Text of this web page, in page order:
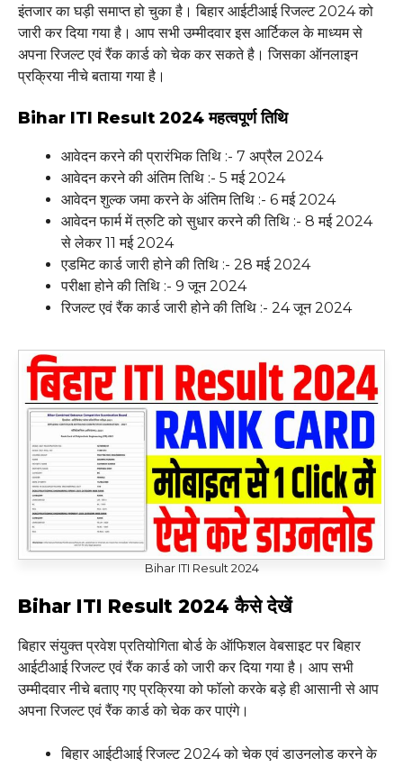
इंतजार का घड़ी समाप्त हो चुका है। बिहार आईटीआई रिजल्ट 2024 को
जारी कर दिया गया है। आप सभी उम्मीदवार इस आर्टिकल के माध्यम से
अपना रिजल्ट एवं रैंक कार्ड को चेक कर सकते है। जिसका ऑनलाइन
प्रक्रिया नीचे बताया गया है।
Bihar ITI Result 2024 महत्वपूर्ण तिथि
आवेदन करने की प्रारंभिक तिथि :- 7 अप्रैल 2024
आवेदन करने की अंतिम तिथि :- 5 मई 2024
आवेदन शुल्क जमा करने के अंतिम तिथि :- 6 मई 2024
आवेदन फार्म में त्रुटि को सुधार करने की तिथि :- 8 मई 2024
से लेकर 11 मई 2024
एडमिट कार्ड जारी होने की तिथि :- 28 मई 2024
परीक्षा होने की तिथि :- 9 जून 2024
रिजल्ट एवं रैंक कार्ड जारी होने की तिथि :- 24 जून 2024
Bihar ITI Result 2024
Bihar ITI Result 2024 कैसे देखें
बिहार संयुक्त प्रवेश प्रतियोगिता बोर्ड के ऑफिशल वेबसाइट पर बिहार
आईटीआई रिजल्ट एवं रैंक कार्ड को जारी कर दिया गया है। आप सभी
उम्मीदवार नीचे बताए गए प्रक्रिया को फॉलो करके बड़े ही आसानी से आप
अपना रिजल्ट एवं रैंक कार्ड को चेक कर पाएंगे।
बिहार आईटीआई रिजल्ट 2024 को चेक एवं डाउनलोड करने के